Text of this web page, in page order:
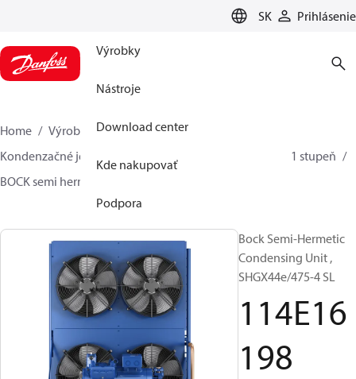
SK Prihlásenie
Výrobky
Nástroje
Download center
Kde nakupovať
Podpora
Home Výrobky
Climate Solutions pre chladenie
Kondenzačné jednotky
BOCK SH plynom chladený - 1 stupeň
BOCK semi hermetic SHG-L
Bock Semi-Hermetic
Condensing Unit ,
SHGX44e/475-4 SL
114E16
198